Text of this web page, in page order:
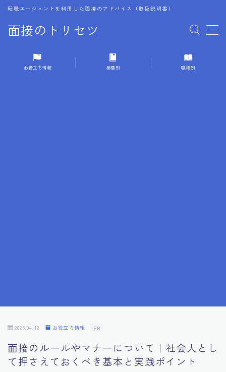
面接のトリセツ
転職エージェントを利用した面接のアドバイス（取扱説明書）
MENU
1.成功する面接戦略
10.フィードバックを活用する方法
11.オンライン面接の成功への鍵
お役立ち情報 業種別 職種別
2025.04.12 お役立ち情報 PR
面接のルールやマナーについて｜社会人とし
て押さえておくべき基本と実践ポイント